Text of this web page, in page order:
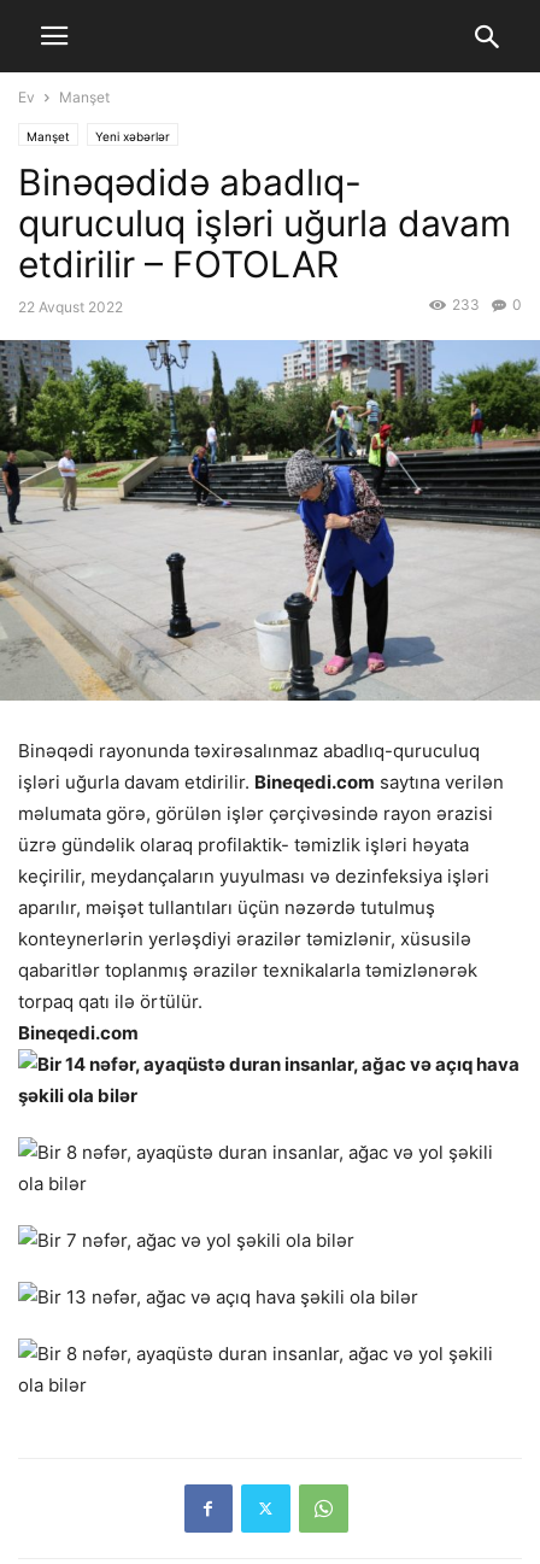
Ev Manşet
Manşet Yeni xəbərlər
Binəqədidə abadlıq-
quruculuq işləri uğurla davam
etdirilir – FOTOLAR
22 Avqust 2022 0
233
Binəqədi rayonunda təxirəsalınmaz abadlıq-quruculuq
işləri uğurla davam etdirilir. Bineqedi.com saytına verilən
məlumata görə, görülən işlər çərçivəsində rayon ərazisi
üzrə gündəlik olaraq profilaktik- təmizlik işləri həyata
keçirilir, meydançaların yuyulması və dezinfeksiya işləri
aparılır, məişət tullantıları üçün nəzərdə tutulmuş
konteynerlərin yerləşdiyi ərazilər təmizlənir, xüsusilə
qabaritlər toplanmış ərazilər texnikalarla təmizlənərək
torpaq qatı ilə örtülür.
Bineqedi.com